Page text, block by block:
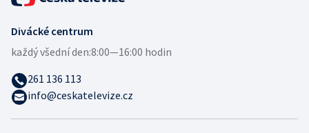
Divácké centrum
každý všední den:8:00—16:00 hodin
261 136 113
info@ceskatelevize.cz